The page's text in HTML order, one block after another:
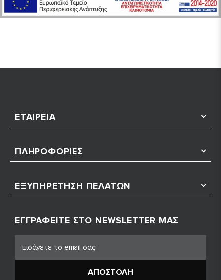
ΕΤΑΙΡΕΊΑ
ΠΛΗΡΟΦΟΡΊΕΣ
ΕΞΥΠΗΡΈΤΗΣΗ ΠΕΛΑΤΏΝ
ΕΓΓΡΑΦΕΊΤΕ ΣΤΟ NEWSLETTER ΜΑΣ
ΑΠΟΣΤΟΛΉ